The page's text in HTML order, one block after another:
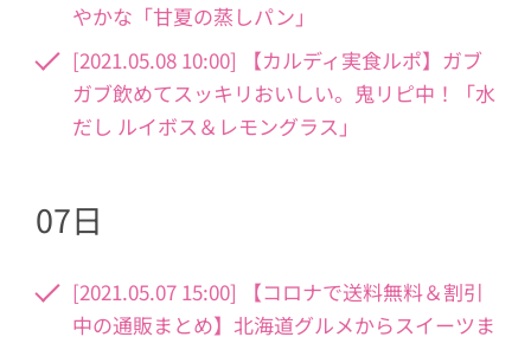
やかな「甘夏の蒸しパン」
[2021.05.08 10:00] 【カルディ実食ルポ】ガブ
ガブ飲めてスッキリおいしい。鬼リピ中！「水
だし ルイボス＆レモングラス」
07日
[2021.05.07 15:00] 【コロナで送料無料＆割引
中の通販まとめ】北海道グルメからスイーツま